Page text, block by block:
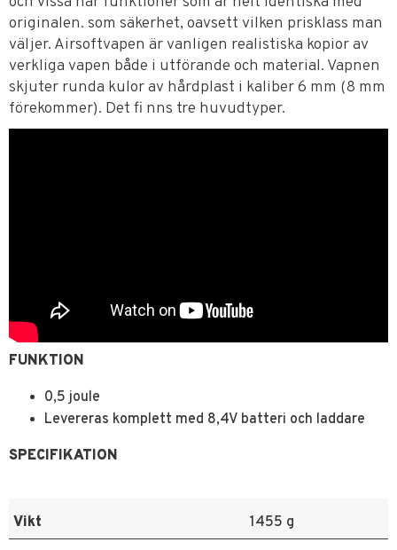
originalen. som säkerhet, oavsett vilken prisklass man
väljer. Airsoftvapen är vanligen realistiska kopior av
verkliga vapen både i utförande och material. Vapnen
skjuter runda kulor av hårdplast i kaliber 6 mm (8 mm
förekommer). Det fi nns tre huvudtyper.
FUNKTION
0,5 joule
Levereras komplett med 8,4V batteri och laddare
SPECIFIKATION
Vikt 1455 g